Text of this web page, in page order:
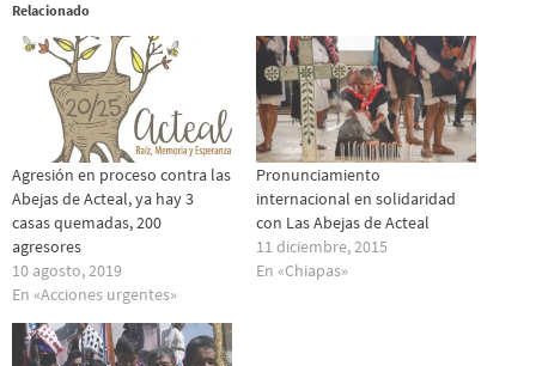
Relacionado
Agresión en proceso contra las
Abejas de Acteal, ya hay 3
casas quemadas, 200
agresores
10 agosto, 2019
En «Acciones urgentes»
Pronunciamiento
internacional en solidaridad
con Las Abejas de Acteal
11 diciembre, 2015
En «Chiapas»